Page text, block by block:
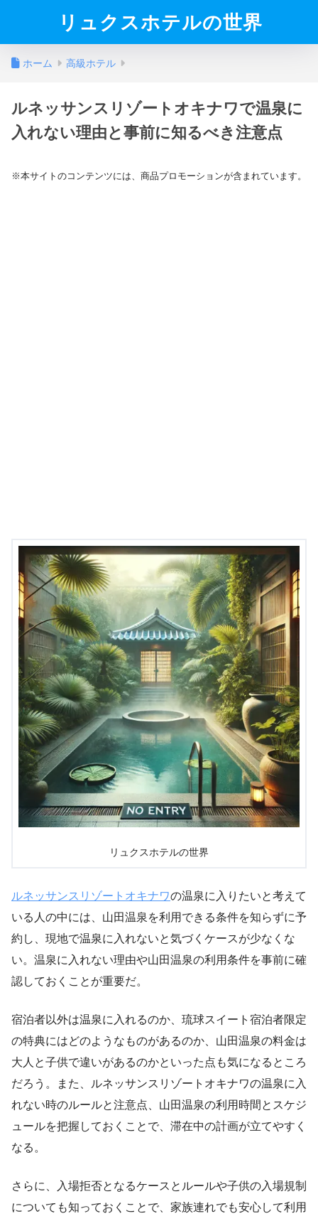
リュクスホテルの世界
ホーム 高級ホテル
ルネッサンスリゾートオキナワで温泉に
入れない理由と事前に知るべき注意点
※本サイトのコンテンツには、商品プロモーションが含まれています。
リュクスホテルの世界
ルネッサンスリゾートオキナワの温泉に入りたいと考えて
いる人の中には、山田温泉を利用できる条件を知らずに予
約し、現地で温泉に入れないと気づくケースが少なくな
い。温泉に入れない理由や山田温泉の利用条件を事前に確
認しておくことが重要だ。
宿泊者以外は温泉に入れるのか、琉球スイート宿泊者限定
の特典にはどのようなものがあるのか、山田温泉の料金は
大人と子供で違いがあるのかといった点も気になるところ
だろう。また、ルネッサンスリゾートオキナワの温泉に入
れない時のルールと注意点、山田温泉の利用時間とスケジ
ュールを把握しておくことで、滞在中の計画が立てやすく
なる。
さらに、入場拒否となるケースとルールや子供の入場規制
についても知っておくことで、家族連れでも安心して利用